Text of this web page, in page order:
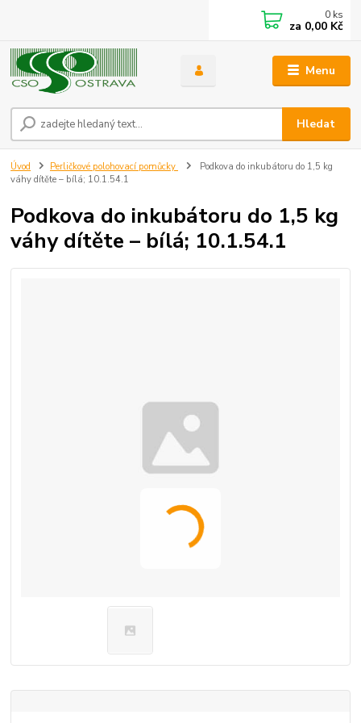
Menu
Hledat
0 ks
za 0,00 Kč
Úvod Perličkové polohovací pomůcky
Podkova do inkubátoru do 1,5 kg
váhy dítěte – bílá; 10.1.54.1
Podkova do inkubátoru do 1,5 kg
váhy dítěte – bílá; 10.1.54.1